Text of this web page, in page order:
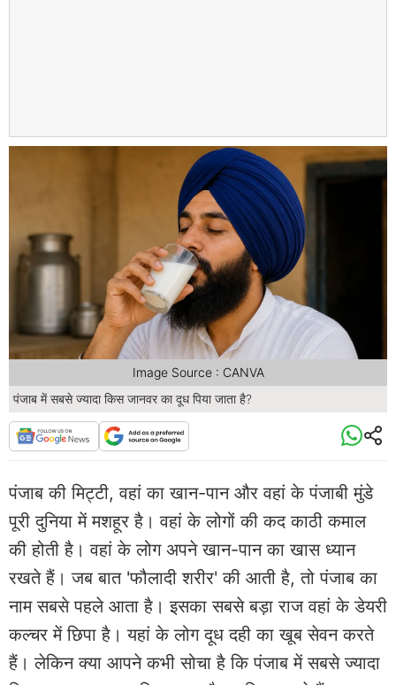
पंजाब में सबसे ज्यादा किस जानवर का दूध पिया जाता है?
Image Source : CANVA
पंजाब की मिट्टी, वहां का खान-पान और वहां के पंजाबी मुंडे
पूरी दुनिया में मशहूर है। वहां के लोगों की कद काठी कमाल
की होती है। वहां के लोग अपने खान-पान का खास ध्यान
रखते हैं। जब बात 'फौलादी शरीर' की आती है, तो पंजाब का
नाम सबसे पहले आता है। इसका सबसे बड़ा राज वहां के डेयरी
कल्चर में छिपा है। यहां के लोग दूध दही का खूब सेवन करते
हैं। लेकिन क्या आपने कभी सोचा है कि पंजाब में सबसे ज्यादा